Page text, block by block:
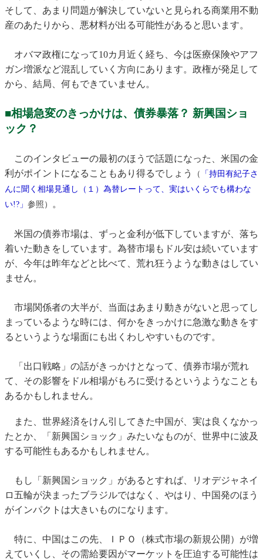
そして、あまり問題が解決していないと見られる商業用不動
産のあたりから、悪材料が出る可能性があると思います。
オバマ政権になって10カ月近く経ち、今は医療保険やアフ
ガン増派など混乱していく方向にあります。政権が発足して
から、結局、何もできていません。
■相場急変のきっかけは、債券暴落？ 新興国ショ
ック？
このインタビューの最初のほうで話題になった、米国の金
利がポイントになることもあり得るでしょう
（
「持田有紀子さ
んに聞く相場見通し（１）為替レートって、実はいくらでも構わな
い!?」 参照） 。
米国の債券市場は、ずっと金利が低下していますが、落ち
着いた動きをしています。為替市場もドル安は続いています
が、今年は昨年などと比べて、荒れ狂うような動きはしてい
ません。
市場関係者の大半が、当面はあまり動きがないと思ってし
まっているような時には、何かをきっかけに急激な動きをす
るというような場面にも出くわしやすいものです。
「出口戦略」の話がきっかけとなって、債券市場が荒れ
て、その影響をドル相場がもろに受けるというようなことも
あるかもしれません。
また、世界経済をけん引してきた中国が、実は良くなかっ
たとか、「新興国ショック」みたいなものが、世界中に波及
する可能性もあるかもしれません。
もし「新興国ショック」があるとすれば、リオデジャネイ
ロ五輪が決まったブラジルではなく、やはり、中国発のほう
がインパクトは大きいものになります。
特に、中国はこの先、ＩＰＯ（株式市場の新規公開）が増
えていくし、その需給要因がマーケットを圧迫する可能性は